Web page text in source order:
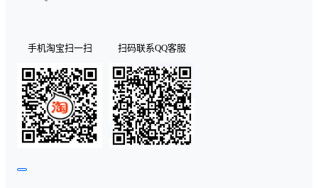
手机淘宝扫一扫 扫码联系QQ客服